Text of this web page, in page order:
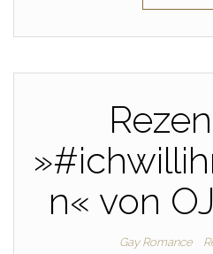
n« von
Gay Romance